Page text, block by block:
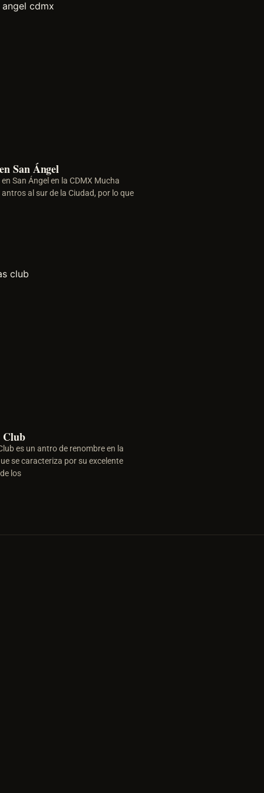
San Ángel
San Ángel en la CDMX Mucha
al sur de la Ciudad, por lo que
Club
es un antro de renombre en la
se caracteriza por su excelente
los